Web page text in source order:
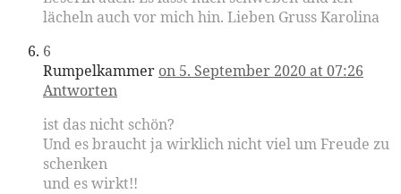
lächeln auch vor mich hin. Lieben Gruss Karolina
6
Rumpelkammer on 5. September 2020 at 07:26
Antworten
ist das nicht schön?
Und es braucht ja wirklich nicht viel um Freude zu
schenken
und es wirkt!!